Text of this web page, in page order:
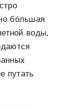
бо́льшая
воды,
путать